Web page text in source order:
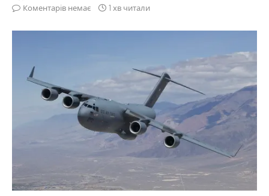
Коментарів немає
1 хв читали